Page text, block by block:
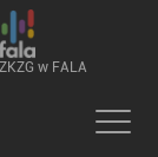
w FALA